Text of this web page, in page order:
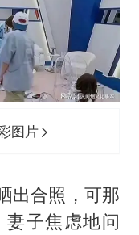
图片
出合照，可那
子焦虑地问